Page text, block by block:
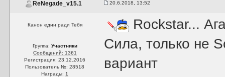
ReNegade_v15.1 20.6.2018, 13:52
Канон един ради Тебя
Группа: Участники
Сообщений: 1361
Регистрация: 23.12.2016
Пользователь №: 28518
Награды: 1
Rockstar...
Сила, только не
вариант